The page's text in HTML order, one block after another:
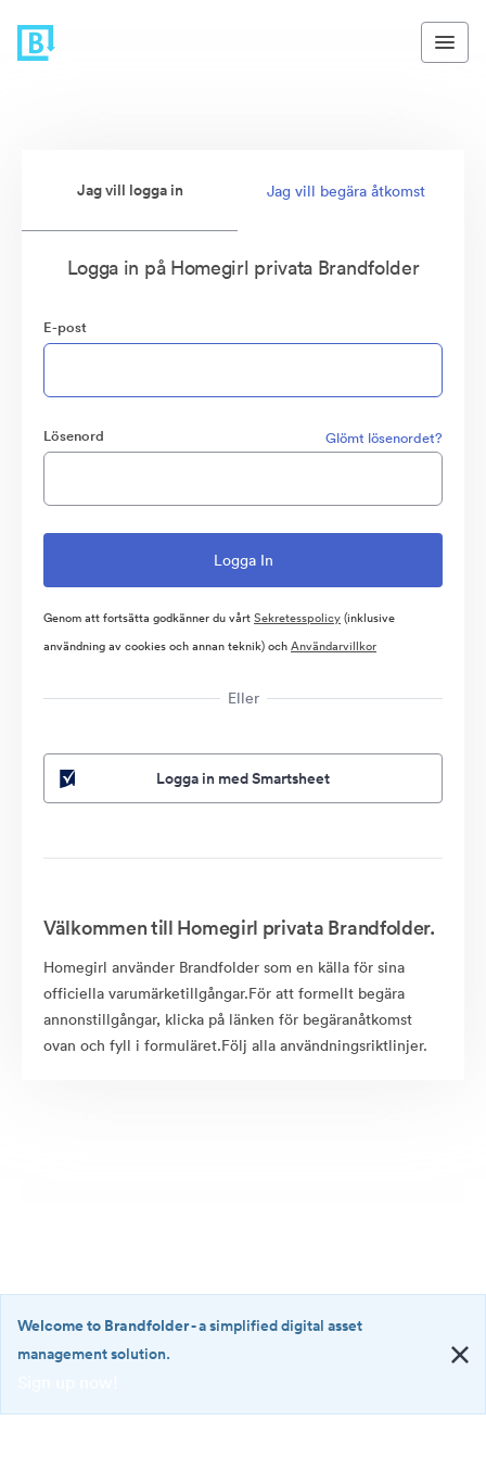
Jag vill logga in Jag vill begära åtkomst
Logga in på Homegirl privata Brandfolder
E-post
Lösenord Glömt lösenordet?
Genom att fortsätta godkänner du vårtSekretesspolicy(inklusive
användning av cookies och annan teknik) ochAnvändarvillkor
Eller
Logga in med Smartsheet
Välkommen till Homegirl privata Brandfolder.
Homegirl använder Brandfolder som en källa för sina
officiella varumärketillgångar.För att formellt begära
annonstillgångar, klicka på länken för begäranåtkomst
ovan och fyll i formuläret.Följ alla användningsriktlinjer.
·
Welcome to Brandfolder- a simplified digital asset
management solution.